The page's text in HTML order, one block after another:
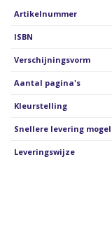
Artikelnummer
ISBN
Verschijningsvorm
Aantal pagina's
Kleurstelling
Snellere levering
Leveringswijze